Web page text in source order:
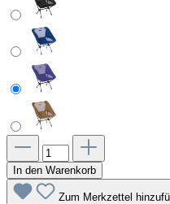
In den Warenkorb
Zum Merkzettel